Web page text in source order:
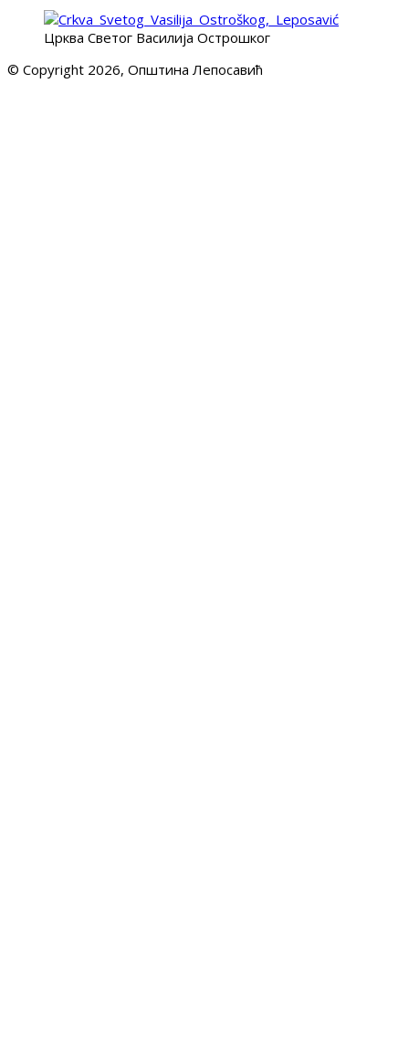
Црква Светог Василија Острошког
© Copyright 2026, Општина Лепосавић